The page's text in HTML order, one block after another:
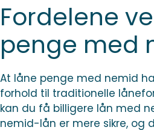
Fordelene
penge med
At låne penge med nemid
forhold til traditionelle
kan du få billigere lån med
nemid-lån er mere sikre, og